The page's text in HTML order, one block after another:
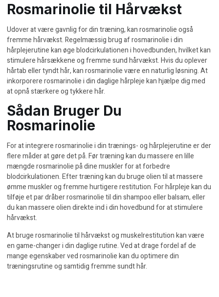
Rosmarinolie til Hårvækst
Udover at være gavnlig for din træning, kan rosmarinolie også
fremme hårvækst. Regelmæssig brug af rosmarinolie i din
hårplejerutine kan øge blodcirkulationen i hovedbunden, hvilket kan
stimulere hårsækkene og fremme sund hårvækst. Hvis du oplever
hårtab eller tyndt hår, kan rosmarinolie være en naturlig løsning. At
inkorporere rosmarinolie i din daglige hårpleje kan hjælpe dig med
at opnå stærkere og tykkere hår.
Sådan Bruger Du
Rosmarinolie
For at integrere rosmarinolie i din trænings- og hårplejerutine er der
flere måder at gøre det på. Før træning kan du massere en lille
mængde rosmarinolie på dine muskler for at forbedre
blodcirkulationen. Efter træning kan du bruge olien til at massere
ømme muskler og fremme hurtigere restitution. For hårpleje kan du
tilføje et par dråber rosmarinolie til din shampoo eller balsam, eller
du kan massere olien direkte ind i din hovedbund for at stimulere
hårvækst.
At brugerosmarinolie til hårvækstog muskelrestitution kan være
en game-changer i din daglige rutine. Ved at drage fordel af de
mange egenskaber ved rosmarinolie kan du optimere din
træningsrutine og samtidig fremme sundt hår.